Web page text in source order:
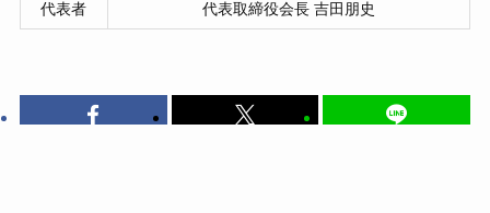
代表者 代表取締役会長 吉田朋史